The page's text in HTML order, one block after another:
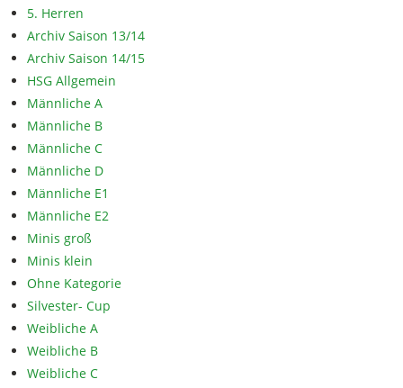
5. Herren
Archiv Saison 13/14
Archiv Saison 14/15
HSG Allgemein
Männliche A
Männliche B
Männliche C
Männliche D
Männliche E1
Männliche E2
Minis groß
Minis klein
Ohne Kategorie
Silvester- Cup
Weibliche A
Weibliche B
Weibliche C